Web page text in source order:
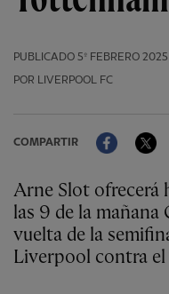
PUBLICADO 5º FEBRERO 2025
POR LIVERPOOL FC
COMPARTIR
Arne Slot ofrecerá
las 9 de la
vuelta de la
Liverpool contra